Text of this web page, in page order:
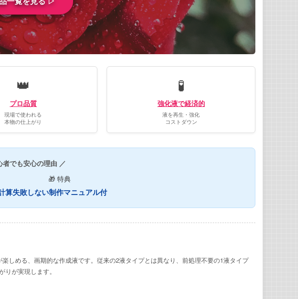
👑
プロ品質
現場で使われる
本物の仕上がり
🧪
強化液で経済的
液を再生・強化
コストダウン
者でも安心の理由 ／
算
🎁 特典
失敗しない制作マニュアル付
しめる、画期的な作成液です。従来の2液タイプとは異なり、前処理不要の1液タイプ
が実現します。